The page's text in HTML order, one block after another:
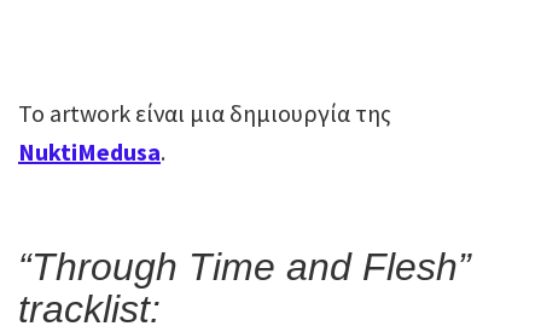
Το artwork είναι μια δημιουργία της
NuktiMedusa.
“Through Time and Flesh”
tracklist: